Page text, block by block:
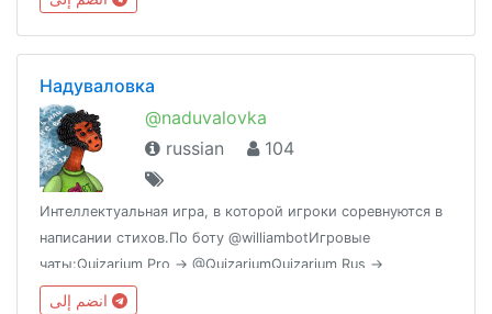
Надуваловка
@naduvalovka
russian
104
Интеллектуальная игра, в которой игроки соревнуются в
написании стихов.По боту @williambotИгровые
чаты:Quizarium Pro → @QuizariumQuizarium Rus →
@Quizarium_RusВиселица → @viselitsa